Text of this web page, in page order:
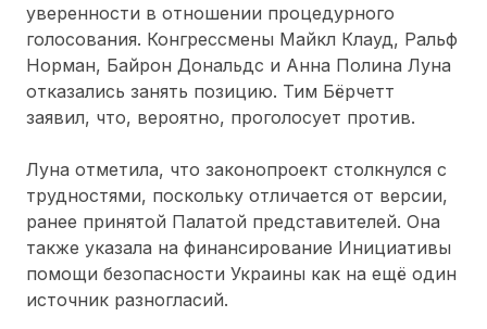
уверенности в отношении процедурного
голосования. Конгрессмены Майкл Клауд, Ральф
Норман, Байрон Дональдс и Анна Полина Луна
отказались занять позицию. Тим Бёрчетт
заявил, что, вероятно, проголосует против.
Луна отметила, что законопроект столкнулся с
трудностями, поскольку отличается от версии,
ранее принятой Палатой представителей. Она
также указала на финансирование Инициативы
помощи безопасности Украины как на ещё один
источник разногласий.